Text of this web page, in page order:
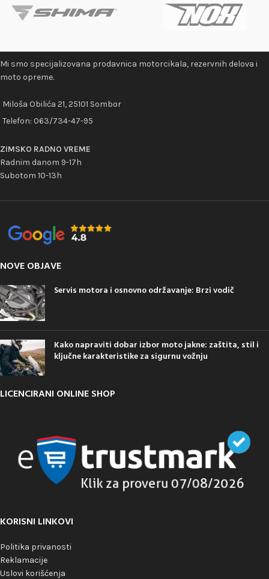
Mi smo specijalizovana prodavnica motorcikala, rezervnih delova i
moto opreme.
Miloša Obilića 21, 25101 Sombor
Telefon: 063/734-47-95
ZIMSKO RADNO VREME
Radnim danom 9-17h
Subotom 10-13h
NOVE OBJAVE
Servis motora i osnovno održavanje: Brzi vodič
Kako napraviti dobar izbor moto jakne: zaštita, stil i
ključne karakteristike za sigurnu vožnju
LICENCIRANI ONLINE SHOP
KORISNI LINKOVI
Politika privanosti
Reklamacije
Uslovi korišćenja